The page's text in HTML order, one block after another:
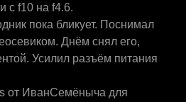
с f10 на f4.6.
пока бликует. Поснимал
Днём снял его,
Усилил разъём питания
от ИванСемёныча для